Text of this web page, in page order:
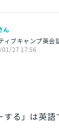
ん
ィブキャンプ英会
01/27 17:56
する」は英